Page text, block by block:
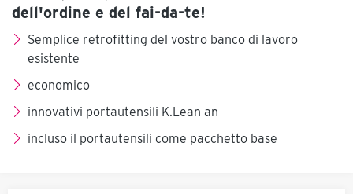
dell'ordine e del fai-da-te!
Semplice retrofitting del vostro banco di lavoro
esistente
economico
innovativi portautensili K.Lean an
incluso il portautensili come pacchetto base